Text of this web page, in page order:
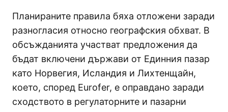
Планираните правила бяха отложени заради
разногласия относно географския обхват. В
обсъжданията участват предложения да
бъдат включени държави от Единния пазар
като Норвегия, Исландия и Лихтенщайн,
което, според Eurofer, е оправдано заради
сходството в регулаторните и пазарни